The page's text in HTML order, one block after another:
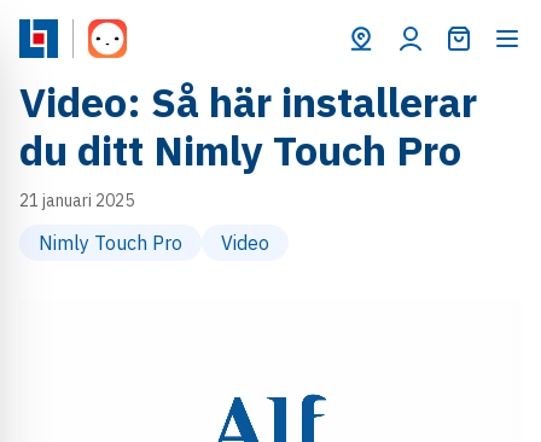
Video: Så här installerar
du ditt Nimly Touch Pro
21 januari 2025
Nimly Touch Pro Video